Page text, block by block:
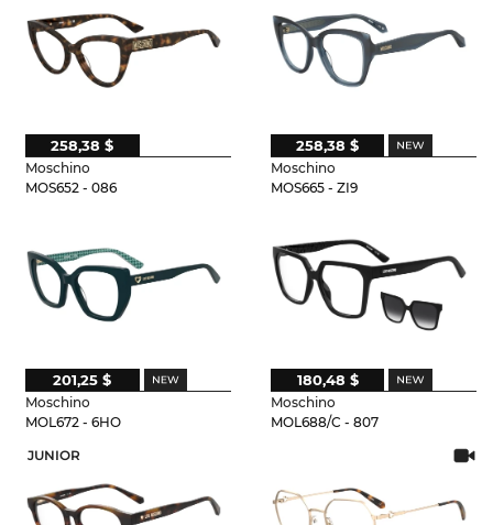
Moschino
MOS652 - 086
258,38 $
Moschino
MOS665 - ZI9
258,38 $
Moschino
MOL672 - 6HO
201,25 $
Moschino
MOL688/C - 807
180,48 $
JUNIOR